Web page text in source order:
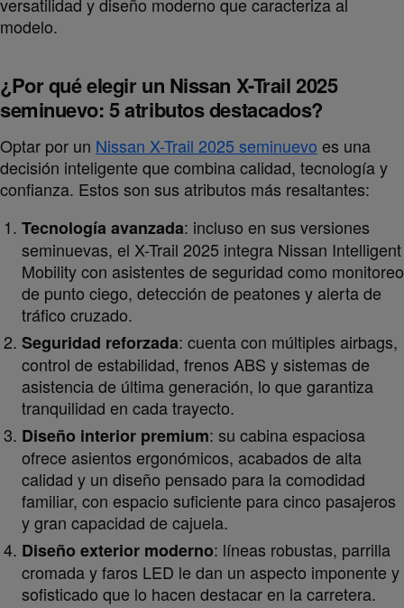
modelo.
¿Por qué elegir un Nissan X-Trail 2025
seminuevo: 5 atributos destacados?
Optar por un Nissan X-Trail 2025 seminuevo es una
decisión inteligente que combina calidad, tecnología y
confianza. Estos son sus atributos más resaltantes:
Tecnología avanzada: incluso en sus versiones
seminuevas, el X-Trail 2025 integra Nissan Intelligent
Mobility con asistentes de seguridad como monitoreo
de punto ciego, detección de peatones y alerta de
tráfico cruzado.
Seguridad reforzada: cuenta con múltiples airbags,
control de estabilidad, frenos ABS y sistemas de
asistencia de última generación, lo que garantiza
tranquilidad en cada trayecto.
Diseño interior premium: su cabina espaciosa
ofrece asientos ergonómicos, acabados de alta
calidad y un diseño pensado para la comodidad
familiar, con espacio suficiente para cinco pasajeros
y gran capacidad de cajuela.
Diseño exterior moderno: líneas robustas, parrilla
cromada y faros LED le dan un aspecto imponente y
sofisticado que lo hacen destacar en la carretera.